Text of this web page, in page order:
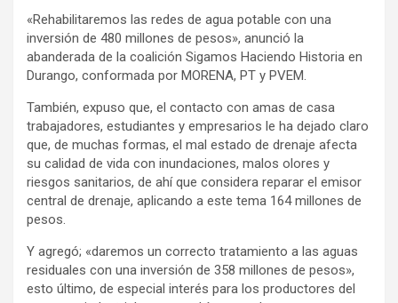
«Rehabilitaremos las redes de agua potable con una
inversión de 480 millones de pesos», anunció la
abanderada de la coalición Sigamos Haciendo Historia en
Durango, conformada por MORENA, PT y PVEM.
También, expuso que, el contacto con amas de casa
trabajadores, estudiantes y empresarios le ha dejado claro
que, de muchas formas, el mal estado de drenaje afecta
su calidad de vida con inundaciones, malos olores y
riesgos sanitarios, de ahí que considera reparar el emisor
central de drenaje, aplicando a este tema 164 millones de
pesos.
Y agregó; «daremos un correcto tratamiento a las aguas
residuales con una inversión de 358 millones de pesos»,
esto último, de especial interés para los productores del